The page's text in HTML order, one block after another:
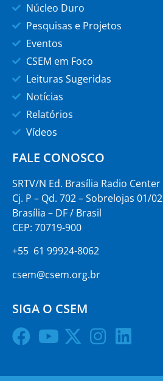
Núcleo Duro
Pesquisas e Projetos
Eventos
CSEM em Foco
Leituras Sugeridas
Notícias
Relatórios
Vídeos
FALE CONOSCO
SRTV/N Ed. Brasília Radio Center
Cj. P – Qd. 702 – Sobrelojas 01/02
Brasília – DF / Brasil
CEP: 70719-900
+55 61 99924-8062
csem@csem.org.br
SIGA O CSEM